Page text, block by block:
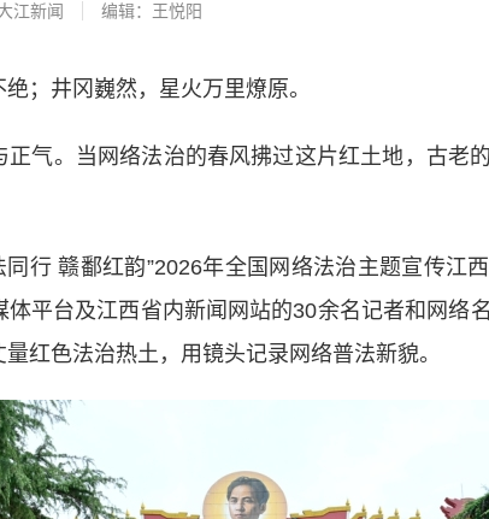
江新闻 编辑：王悦阳
井冈巍然，星火万里燎原。
。当网络法治的春风拂过这片红土地，古老
赣鄱红韵”2026年全国网络法治主题宣传江
平台及江西省内新闻网站的30余名记者和网络
红色法治热土，用镜头记录网络普法新貌。